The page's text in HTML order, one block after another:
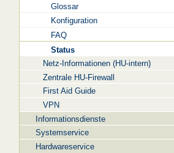
Glossar
Konfiguration
FAQ
Status
Netz-Informationen (HU-intern)
Zentrale HU-Firewall
First Aid Guide
VPN
Informationsdienste
Systemservice
Hardwareservice